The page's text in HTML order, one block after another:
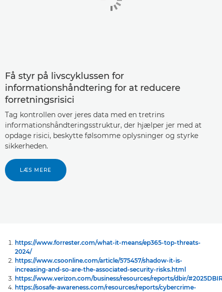
Få styr på livscyklussen for
informationshåndtering for at reducere
forretningsrisici
Tag kontrollen over jeres data med en tretrins
informationshåndteringsstruktur, der hjælper jer med at
opdage risici, beskytte følsomme oplysninger og styrke
sikkerheden.
LÆS MERE
https://www.forrester.com/what-it-means/ep365-top-threats-
2024/
https://www.csoonline.com/article/575457/shadow-it-is-
increasing-and-so-are-the-associated-security-risks.html
https://www.verizon.com/business/resources/reports/dbir/
https://sosafe-awareness.com/resources/reports/cybercrime-